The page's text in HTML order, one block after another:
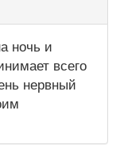
ночь и
всего
нервный